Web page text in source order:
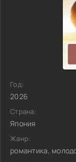
Год:
2026
Страна:
Япония
Жанр:
романтика,